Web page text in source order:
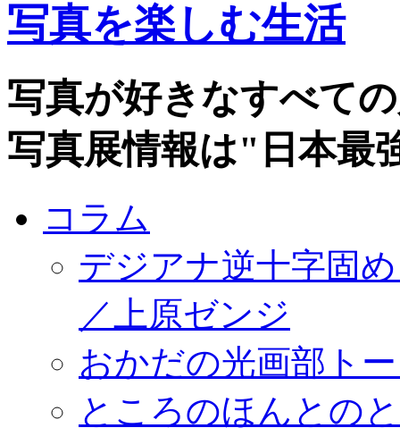
写真を楽しむ生活
写真が好きなすべて
写真展情報は"日本最
コラム
デジアナ逆十字固
／上原ゼンジ
おかだの光画部ト
ところのほんとの